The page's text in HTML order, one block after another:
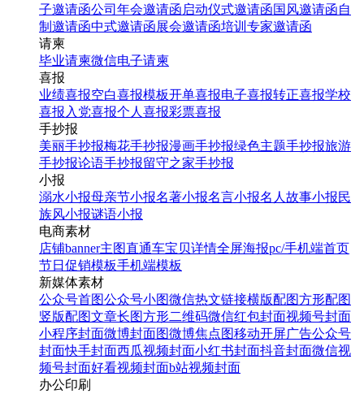
子邀请函公司年会邀请函 启动仪式邀请函国风邀请函自
制邀请函中式邀请函展会邀请函培训专家邀请函
请柬
毕业请柬微信电子请柬
喜报
业绩喜报空白喜报模板开单喜报电子喜报转正喜报学校
喜报 入党喜报个人喜报彩票喜报
手抄报
美丽手抄报梅花手抄报漫画手抄报绿色主题手抄报旅游
手抄报论语手抄报留守之家手抄报
小报
溺水小报母亲节小报名著小报名言小报名人故事小报民
族风小报谜语小报
电商素材
店铺banner主图直通车宝贝详情全屏海报pc/手机端首页
节日促销模板手机端模板
新媒体素材
公众号首图公众号小图微信热文链接横版配图方形配图
竖版配图文章长图方形二维码微信红包封面视频号封面
小程序封面微博封面图微博焦点图移动开屏广告公众号
封面快手封面西瓜视频封面小红书封面抖音封面微信视
频号封面好看视频封面b站视频封面
办公印刷